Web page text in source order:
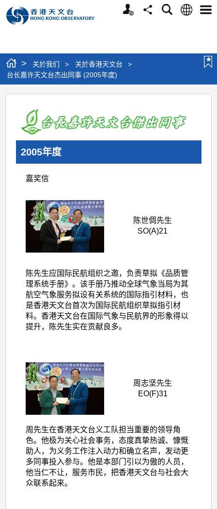
个
分
搜
语
选
> 关於我们 > 关於香港天文台
>
台长嘉许天文台杰出同事 (2005年度)
台
许
天
(2005
2005年度
嘉奖信
陈世倜先生
SO(A)21
陈先生应国际民航组织之邀，负责草拟《品质管
理系统手册》。该手册乃推动全球气象当局为其
航空气象服务拟设有关系统的国际指引材料，也
是香港天文台首次为国际民航组织草拟指引材
料。香港天文台在国际气象与民航界的形象得以
提升，陈先生实在贡献良多。
周志坚先生
EO(F)31
周先生在香港天文台义工队担当重要的领导角
色。他极为关心社会事务，态度真挚热诚、慷慨
助人，为义务工作注入动力和确立名声，发动更
多同事投入参与。他是本部门引以为傲的人员，
他当仁不让，服务市民，把香港天文台与社会大
众联系起来。